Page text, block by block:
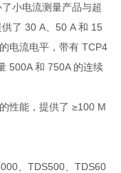
小电流测量产品与超
了 30 A、50 A 和 15
电流电平，带有 TCP4
500A 和 750A 的连续
性能，提供了 ≥100 M
、TDS500、TDS60